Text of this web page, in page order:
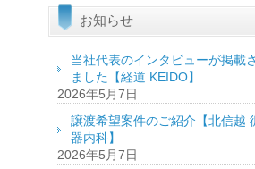
お知らせ
当社代表のインタビューが掲載
ました【経道 KEIDO】
2026年5月7日
譲渡希望案件のご紹介【北信越
器内科】
2026年5月7日